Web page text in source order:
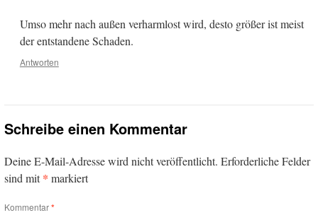
Umso mehr nach außen verharmlost wird, desto größer ist meist
der entstandene Schaden.
Antworten
Schreibe einen Kommentar
Deine E-Mail-Adresse wird nicht veröffentlicht. Erforderliche Felder
sind mit* markiert
Kommentar*